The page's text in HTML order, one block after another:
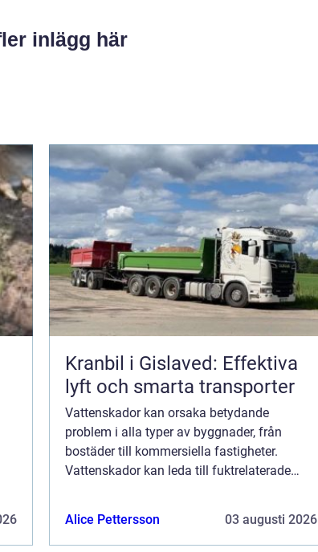
inlägg här
Kranbil i Gislaved: Effektiva
lyft och smarta transporter
Vattenskador kan orsaka betydande
problem i alla typer av byggnader, från
bostäder till kommersiella fastigheter.
Vattenskador kan leda till fuktrelaterade
Alice Pettersson 03 augusti 2026